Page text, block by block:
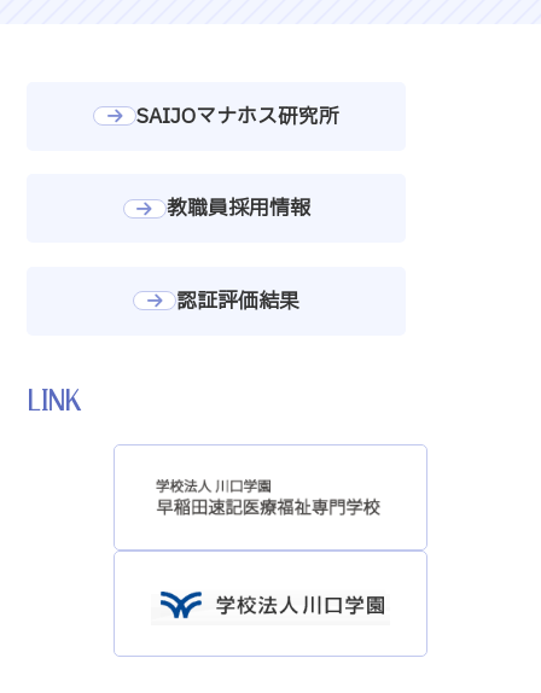
SAIJOマナホス研究所
教職員採用情報
認証評価結果
LINK